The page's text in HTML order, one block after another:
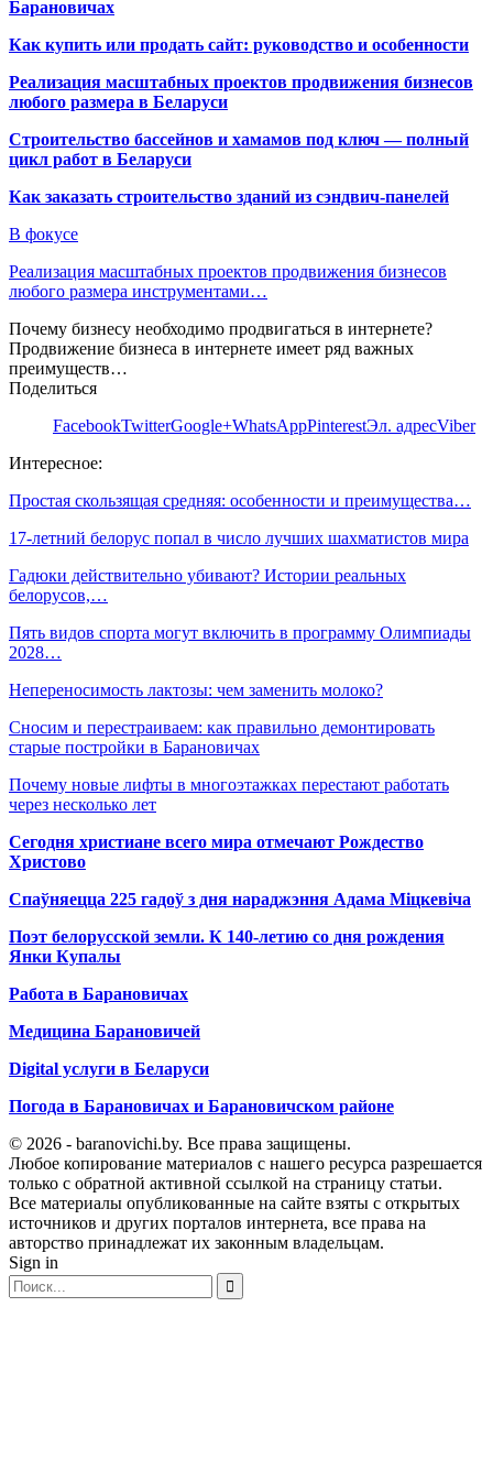
Барановичах
Как купить или продать сайт: руководство и особенности
Реализация масштабных проектов продвижения бизнесов
любого размера в Беларуси
Строительство бассейнов и хамамов под ключ — полный
цикл работ в Беларуси
Как заказать строительство зданий из сэндвич-панелей
В фокусе
Реализация масштабных проектов продвижения бизнесов
любого размера инструментами…
Почему бизнесу необходимо продвигаться в интернете?
Продвижение бизнеса в интернете имеет ряд важных
преимуществ…
Поделиться
FacebookTwitterGoogle+WhatsAppPinterestЭл. адресViber
Интересное:
Простая скользящая средняя: особенности и преимущества…
17-летний белорус попал в число лучших шахматистов мира
Гадюки действительно убивают? Истории реальных
белорусов,…
Пять видов спорта могут включить в программу Олимпиады
2028…
Непереносимость лактозы: чем заменить молоко?
Сносим и перестраиваем: как правильно демонтировать
старые постройки в Барановичах
Почему новые лифты в многоэтажках перестают работать
через несколько лет
Сегодня христиане всего мира отмечают Рождество
Христово
Спаўняецца 225 гадоў з дня нараджэння Адама Міцкевіча
Поэт белорусской земли. К 140-летию со дня рождения
Янки Купалы
Работа в Барановичах
Медицина Барановичей
Digital услуги в Беларуси
Погода в Барановичах и Барановичском районе
© 2026 - baranovichi.by. Все права защищены.
Любое копирование материалов с нашего ресурса разрешается
только с обратной активной ссылкой на страницу статьи.
Все материалы опубликованные на сайте взяты с открытых
источников и других порталов интернета, все права на
авторство принадлежат их законным владельцам.
Sign in